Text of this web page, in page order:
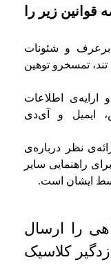
زیر را
و شئونات
تمسخرو توهین
اطلاعات
ایمیل و آی‌دی
نظر درباره‌ی
راهنمایی سایر
ایشان است.
را ارسال
کلاسیک